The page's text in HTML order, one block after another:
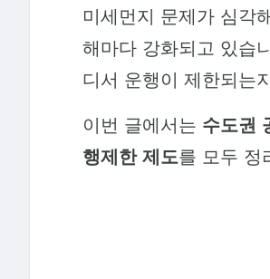
미세먼지 문제가 심각
해마다 강화되고 있습
디서 운행이 제한되는
이번 글에서는 수도권
행제한 제도를 모두 정